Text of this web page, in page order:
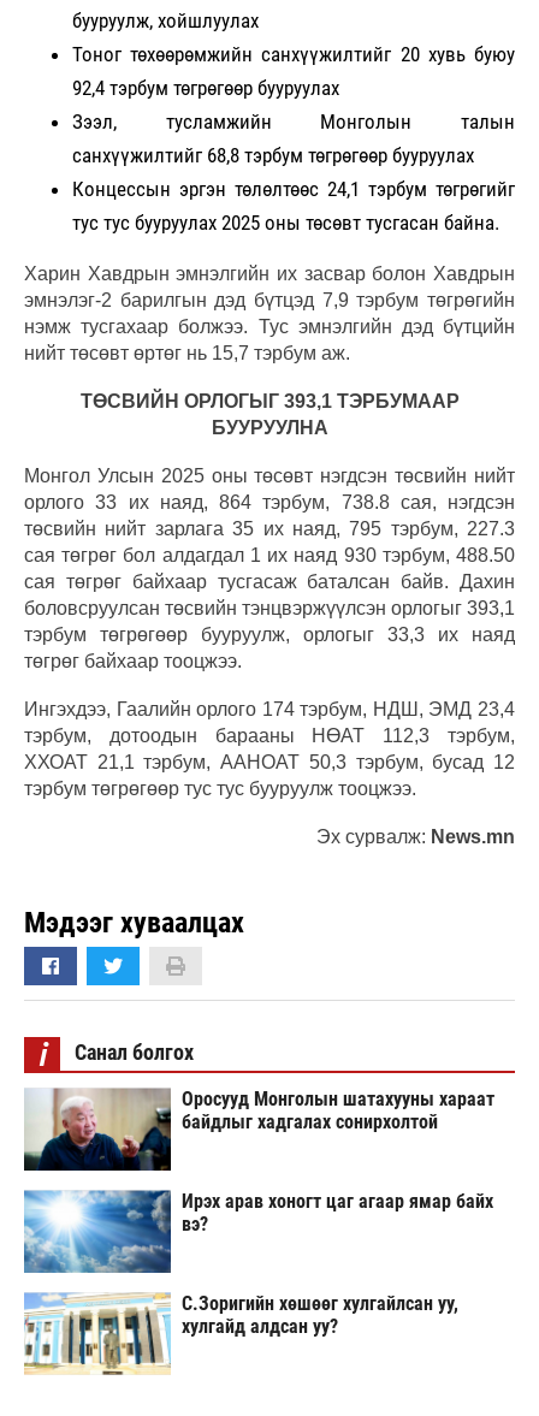
бууруулж, хойшлуулах
Тоног төхөөрөмжийн санхүүжилтийг 20 хувь буюу
92,4 тэрбум төгрөгөөр бууруулах
Зээл, тусламжийн Монголын талын
санхүүжилтийг 68,8 тэрбум төгрөгөөр бууруулах
Концессын эргэн төлөлтөөс 24,1 тэрбум төгрөгийг
тус тус бууруулах 2025 оны төсөвт тусгасан байна.
Харин Хавдрын эмнэлгийн их засвар болон Хавдрын
эмнэлэг-2 барилгын дэд бүтцэд 7,9 тэрбум төгрөгийн
нэмж тусгахаар болжээ. Тус эмнэлгийн дэд бүтцийн
нийт төсөвт өртөг нь 15,7 тэрбум аж.
ТӨСВИЙН ОРЛОГЫГ 393,1 ТЭРБУМААР
БУУРУУЛНА
Монгол Улсын 2025 оны төсөвт нэгдсэн төсвийн нийт
орлого 33 их наяд, 864 тэрбум, 738.8 сая, нэгдсэн
төсвийн нийт зарлага 35 их наяд, 795 тэрбум, 227.3
сая төгрөг бол алдагдал 1 их наяд 930 тэрбум, 488.50
сая төгрөг байхаар тусгасаж баталсан байв. Дахин
боловсруулсан төсвийн тэнцвэржүүлсэн орлогыг 393,1
тэрбум төгрөгөөр бууруулж, орлогыг 33,3 их наяд
төгрөг байхаар тооцжээ.
Ингэхдээ, Гаалийн орлого 174 тэрбум, НДШ, ЭМД 23,4
тэрбум, дотоодын барааны НӨАТ 112,3 тэрбум,
ХХОАТ 21,1 тэрбум, ААНОАТ 50,3 тэрбум, бусад 12
тэрбум төгрөгөөр тус тус бууруулж тооцжээ.
Эх сурвалж: News.mn
Мэдээг хуваалцах
i Санал болгох
Оросууд Монголын шатахууны хараат
байдлыг хадгалах сонирхолтой
Ирэх арав хоногт цаг агаар ямар байх
вэ?
С.Зоригийн хөшөөг хулгайлсан уу,
хулгайд алдсан уу?